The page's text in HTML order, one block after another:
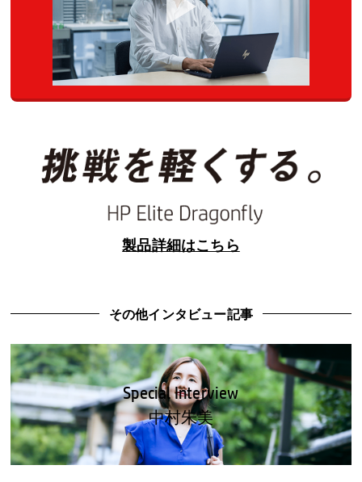
製品詳細はこちら
その他インタビュー記事
Special Interview
中村朱美